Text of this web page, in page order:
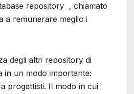
repository , chiamato
a remunerare meglio i
degli altri repository di
in un modo importante:
progettisti. Il modo in cui